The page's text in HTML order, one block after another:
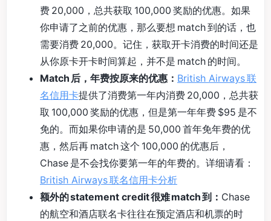
费 20,000，总共获取 100,000 奖励的优惠。如果
你申请了之前的优惠，那么要想 match 到的话，也
需要消费 20,000。记住，获取开卡消费的时间还是
从你原卡开卡时间算起，并不是 match 的时间。
Match 后，年费按原来的优惠： British Airways 联
名信用卡提供了消费第一年内消费 20,000，总共获
取 100,000 奖励的优惠，但是第一年年费 $95 是不
免的。而如果你申请的是 50,000 首年免年费的优
惠，然后再 match 这个 100,000 的优惠后，
Chase 是不会找你要第一年的年费的。详细请看：
British Airways 联名信用卡分析
额外的 statement credit 很难 match 到： Chase
的航空和酒店联名卡往往在预定酒店和机票的时